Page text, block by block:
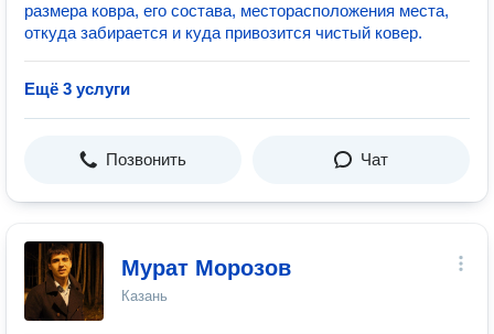
размера ковра, его состава, месторасположения места,
откуда забирается и куда привозится чистый ковер.
Ещё 3 услуги
Позвонить Чат
Мурат Морозов
Казань